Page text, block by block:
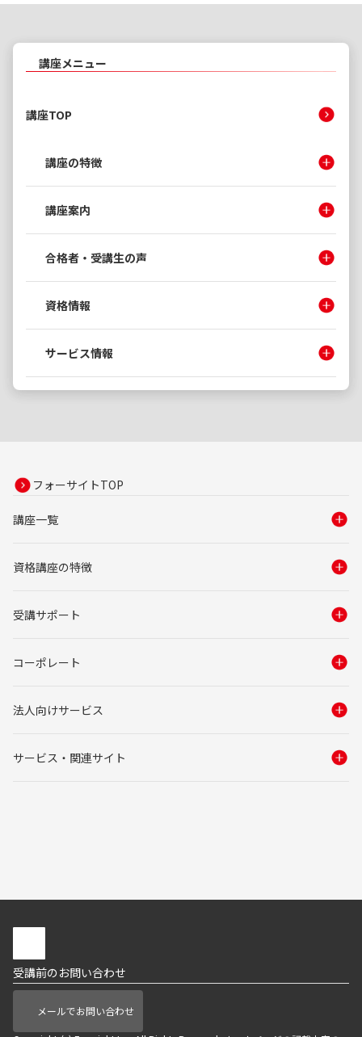
講座メニュー
講座TOP
講座の特徴
講座案内
合格者・受講生の声
資格情報
サービス情報
フォーサイトTOP
講座一覧
資格講座の特徴
受講サポート
コーポレート
法人向けサービス
サービス・関連サイト
受講前のお問い合わせ
メールでお問い合わせ